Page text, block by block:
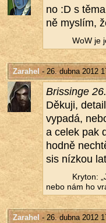
no :D s
ně mys­lím,
WoW je
Zarahel - 26. dubna 2012
Bris­sin­ge
Dě­ku­ji,
vy­pa­dá,
a celek pak
hod­ně
sis níz­kou
Kry­ton:
nebo nám ho
Zarahel - 26. dubna 2012